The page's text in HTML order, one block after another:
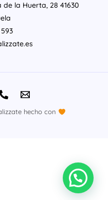
la Huerta, 28 41630
hecho con